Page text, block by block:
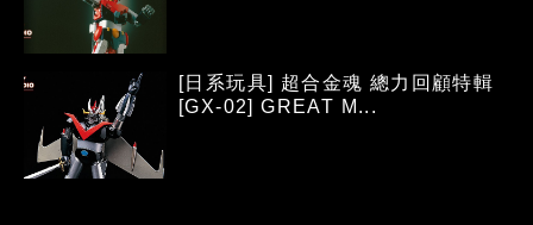
[日系玩具] 超合金魂 總力回顧特輯
[GX-02] GREAT M...